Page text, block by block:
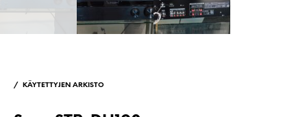
/ KÄYTETTYJEN ARKISTO